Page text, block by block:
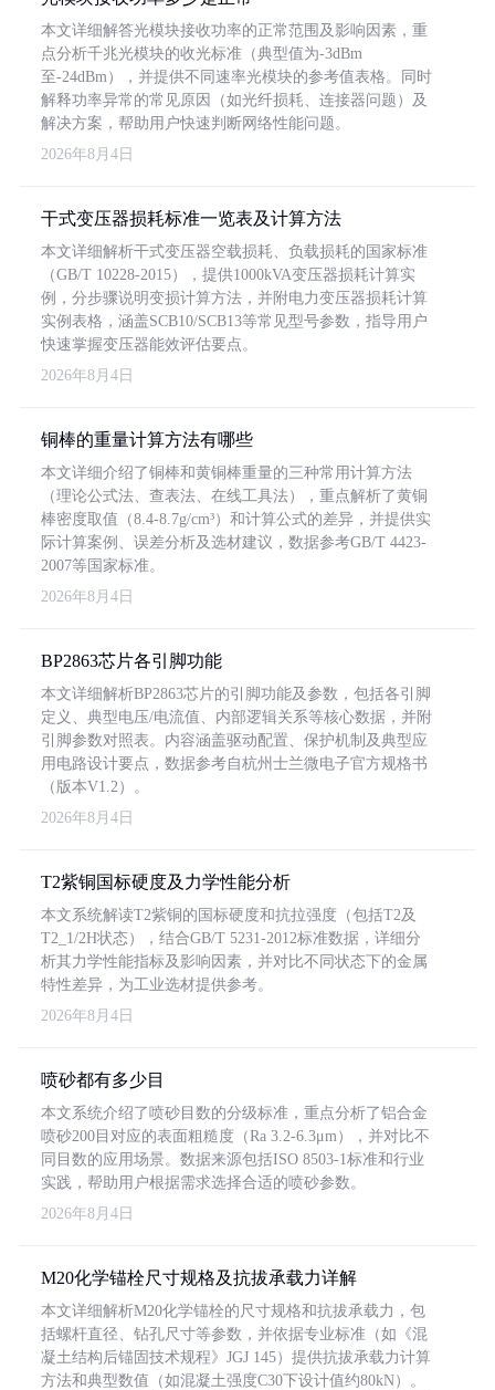
本文详细解答光模块接收功率的正常范围及影响因素，重
点分析千兆光模块的收光标准（典型值为-3dBm
至-24dBm），并提供不同速率光模块的参考值表格。同时
解释功率异常的常见原因（如光纤损耗、连接器问题）及
解决方案，帮助用户快速判断网络性能问题。
2026年8月4日
干式变压器损耗标准一览表及计算方法
本文详细解析干式变压器空载损耗、负载损耗的国家标准
（GB/T 10228-2015），提供1000kVA变压器损耗计算实
例，分步骤说明变损计算方法，并附电力变压器损耗计算
实例表格，涵盖SCB10/SCB13等常见型号参数，指导用户
快速掌握变压器能效评估要点。
2026年8月4日
铜棒的重量计算方法有哪些
本文详细介绍了铜棒和黄铜棒重量的三种常用计算方法
（理论公式法、查表法、在线工具法），重点解析了黄铜
棒密度取值（8.4-8.7g/cm³）和计算公式的差异，并提供实
际计算案例、误差分析及选材建议，数据参考GB/T 4423-
2007等国家标准。
2026年8月4日
BP2863芯片各引脚功能
本文详细解析BP2863芯片的引脚功能及参数，包括各引脚
定义、典型电压/电流值、内部逻辑关系等核心数据，并附
引脚参数对照表。内容涵盖驱动配置、保护机制及典型应
用电路设计要点，数据参考自杭州士兰微电子官方规格书
（版本V1.2）。
2026年8月4日
T2紫铜国标硬度及力学性能分析
本文系统解读T2紫铜的国标硬度和抗拉强度（包括T2及
T2_1/2H状态），结合GB/T 5231-2012标准数据，详细分
析其力学性能指标及影响因素，并对比不同状态下的金属
特性差异，为工业选材提供参考。
2026年8月4日
喷砂都有多少目
本文系统介绍了喷砂目数的分级标准，重点分析了铝合金
喷砂200目对应的表面粗糙度（Ra 3.2-6.3μm），并对比不
同目数的应用场景。数据来源包括ISO 8503-1标准和行业
实践，帮助用户根据需求选择合适的喷砂参数。
2026年8月4日
M20化学锚栓尺寸规格及抗拔承载力详解
本文详细解析M20化学锚栓的尺寸规格和抗拔承载力，包
括螺杆直径、钻孔尺寸等参数，并依据专业标准（如《混
凝土结构后锚固技术规程》JGJ 145）提供抗拔承载力计算
方法和典型数值（如混凝土强度C30下设计值约80kN）。